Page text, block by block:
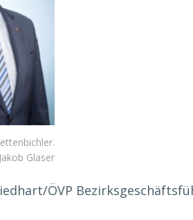
Glaser
ÖVP